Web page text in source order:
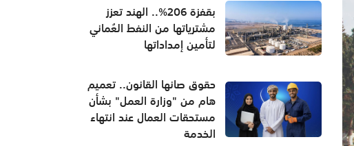
بقفزة 206%.. الهند تعزز
مشترياتها من النفط العُماني
لتأمين إمداداتها
حقوق صانها القانون.. تعميم
هام من "وزارة العمل" بشأن
مستحقات العمال عند انتهاء
الخدمة